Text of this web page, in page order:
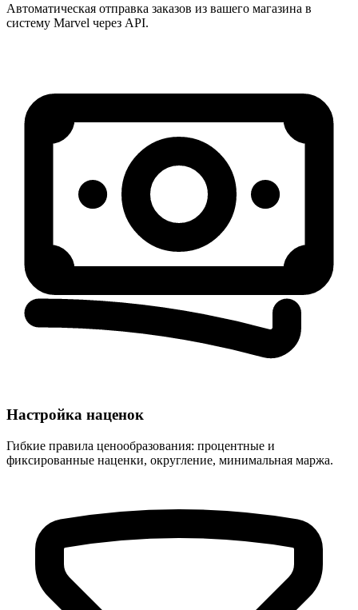
Автоматическая отправка заказов из вашего магазина в
систему Marvel через API.
Настройка наценок
Гибкие правила ценообразования: процентные и
фиксированные наценки, округление, минимальная маржа.